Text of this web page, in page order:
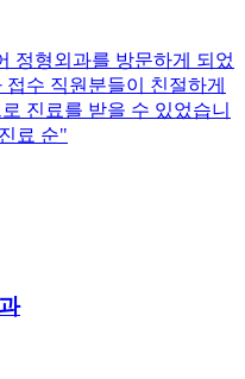
정형외과를 방문하게 되었
수 직원분들이 친절하게
진료를 받을 수 있었습니
료 순"